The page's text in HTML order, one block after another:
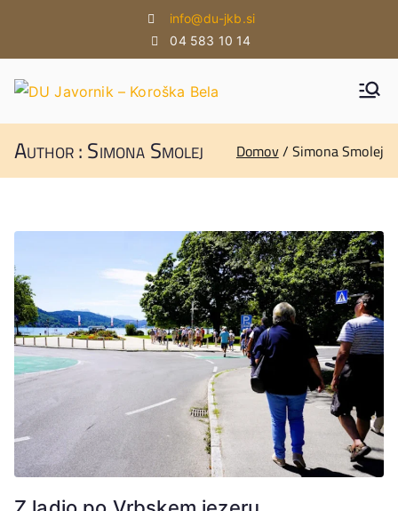
vsebino
info@du-jkb.si
04 583 10 14
JAVO
RNIK
KOR
OŠK
A
BELA
Javorni
Koroška
Bela
Author :Simona Smolej Domov Simona Smolej